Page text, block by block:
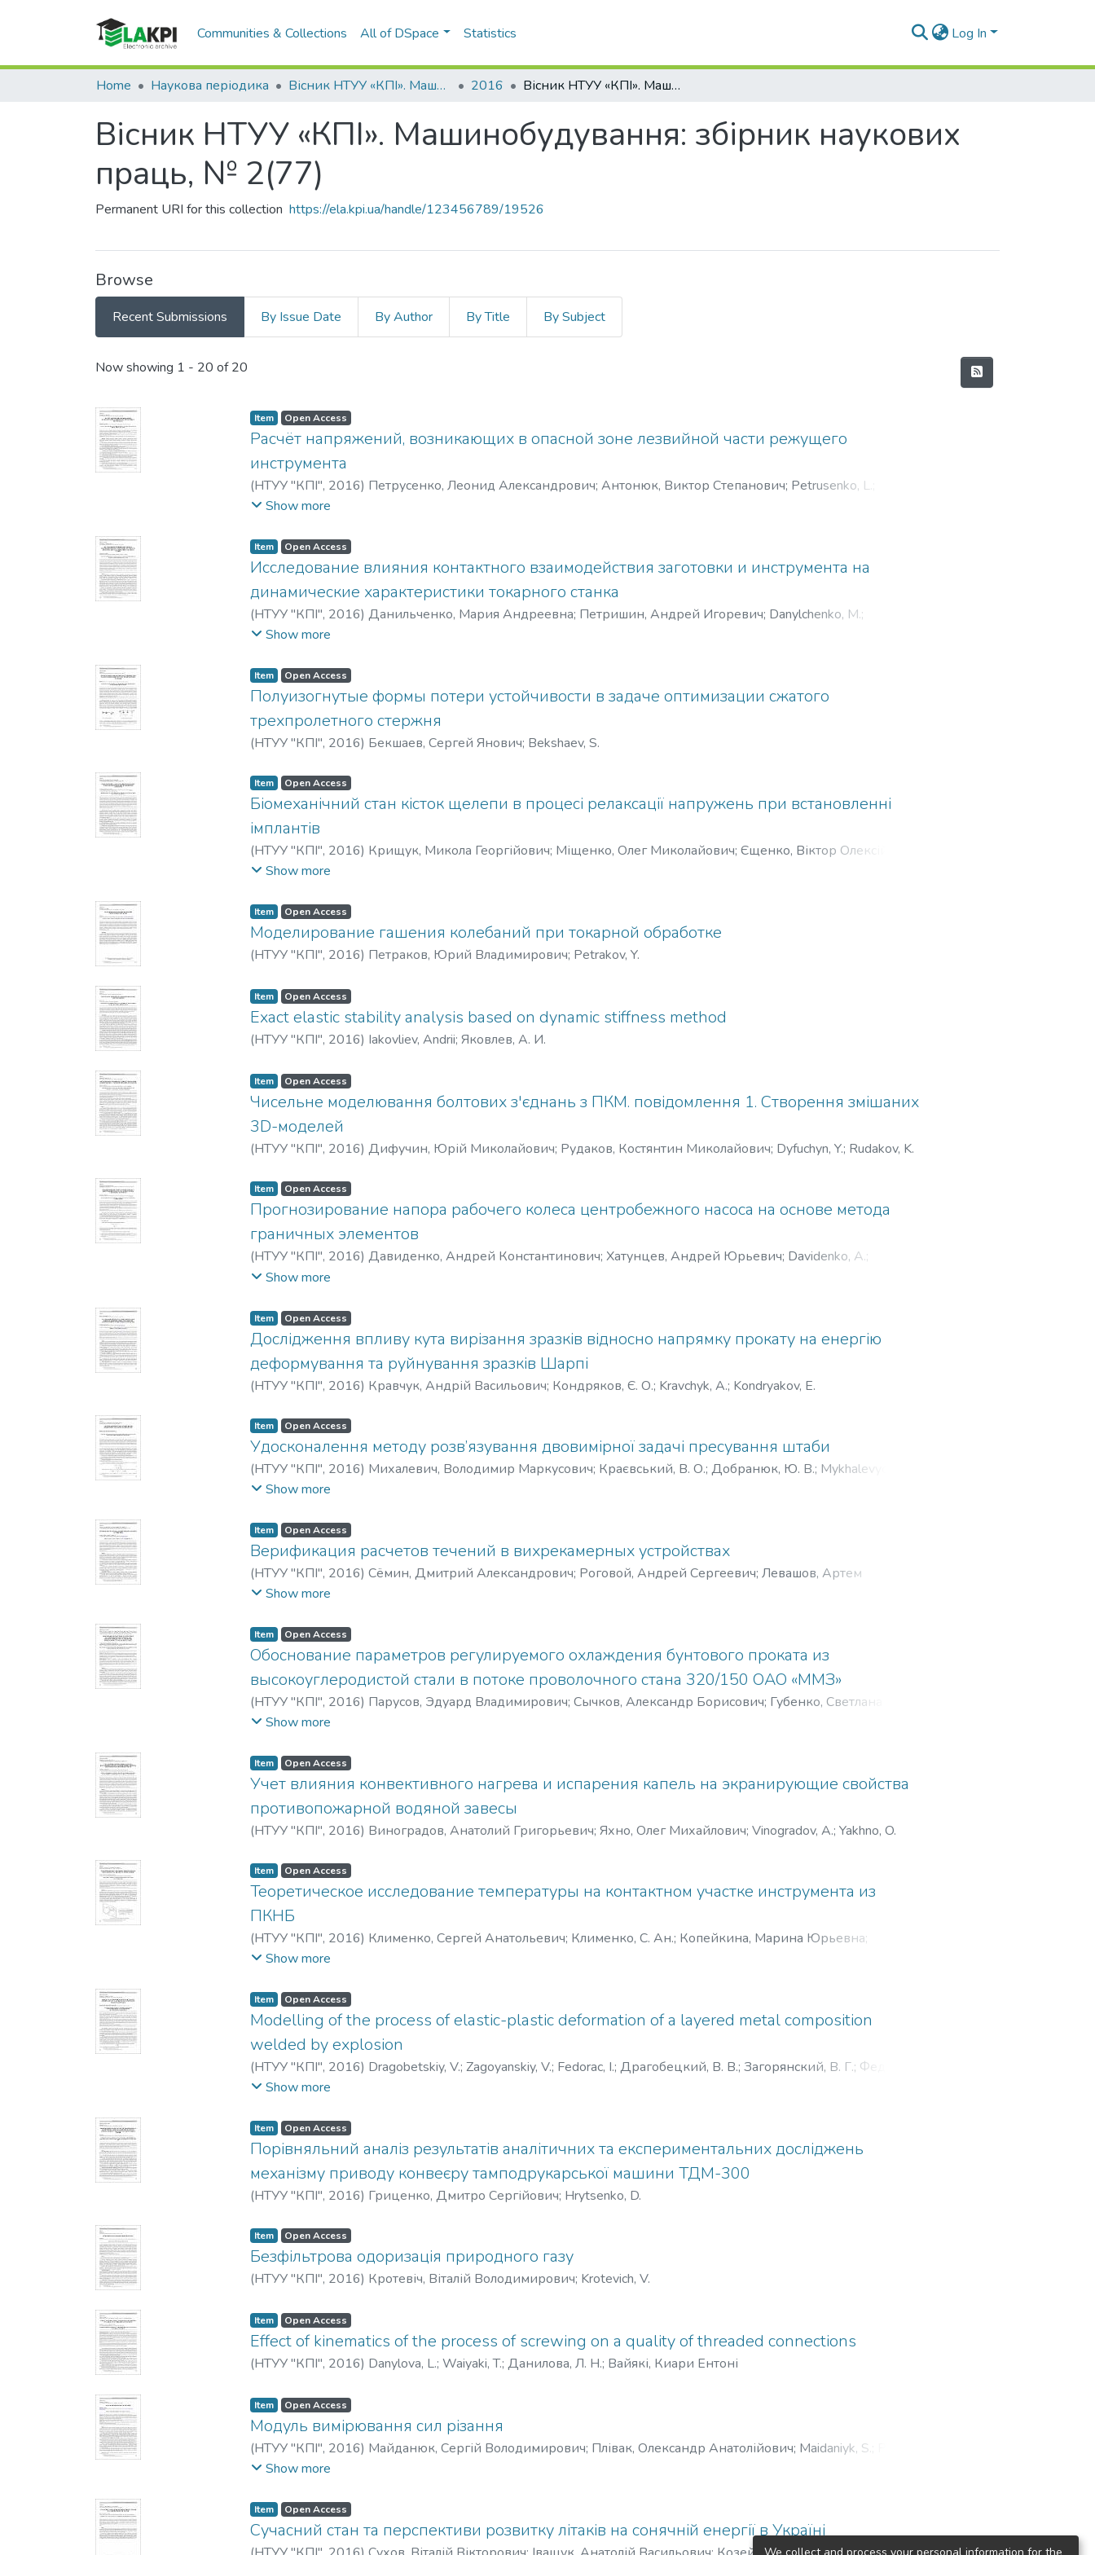
Communities & Collections All of DSpace Statistics Log In
Home Наукова періодика Вісник НТУУ «КПІ». Машинобудування 2016 Вісник НТУУ «КПІ». Машинобудування: збірник наукових праць, № 2(77)
Вісник НТУУ «КПІ». Машинобудування: збірник наукових
праць, № 2(77)
Permanent URI for this collection https://ela.kpi.ua/handle/123456789/19526
Browse
Recent Submissions By Issue Date By Author By Title By Subject
Recent Submissions
Now showing 1 - 20 of 20
Item Open Access
Расчёт напряжений, возникающих в опасной зоне лезвийной части режущего
инструмента
(НТУУ "КПІ", 2016) Петрусенко, Леонид Александрович; Антонюк, Виктор Степанович; Petrusenko, L.
Antonyuk, V.
Show more
Item Open Access
Исследование влияния контактного взаимодействия заготовки и инструмента на
динамические характеристики токарного станка
(НТУУ "КПІ", 2016) Данильченко, Мария Андреевна; Петришин, Андрей Игоревич; Danylchenko, М.;
Petryshyn, A.
Show more
Item Open Access
Полуизогнутые формы потери устойчивости в задаче оптимизации сжатого
трехпролетного стержня
(НТУУ "КПІ", 2016) Бекшаев, Сергей Янович; Bekshaev, S.
Item Open Access
Біомеханічний стан кісток щелепи в процесі релаксації напружень при встановленні
імплантів
(НТУУ "КПІ", 2016) Крищук, Микола Георгійович; Міщенко, Олег Миколайович; Єщенко, Віктор Олексійович
Kryshchuk, M.;
Show more
Item Open Access
Моделирование гашения колебаний при токарной обработке
(НТУУ "КПІ", 2016) Петраков, Юрий Владимирович; Petrakov, Y.
Item Open Access
Exact elastic stability analysis based on dynamic stiffness method
(НТУУ "КПІ", 2016) Iakovliev, Andrii; Яковлев, А. И.
Item Open Access
Чисельне моделювання болтових з'єднань з ПКМ. повідомлення 1. Створення змішаних
3D-моделей
(НТУУ "КПІ", 2016) Дифучин, Юрій Миколайович; Рудаков, Костянтин Миколайович; Dyfuchyn, Y.; Rudakov, K.
Item Open Access
Прогнозирование напора рабочего колеса центробежного насоса на основе метода
граничных элементов
(НТУУ "КПІ", 2016) Давиденко, Андрей Константинович; Хатунцев, Андрей Юрьевич; Davidenko, A.;
Khatuncev, A.
Show more
Item Open Access
Дослідження впливу кута вирізання зразків відносно напрямку прокату на енергію
деформування та руйнування зразків Шарпі
(НТУУ "КПІ", 2016) Кравчук, Андрій Васильович; Кондряков, Є. О.; Kravchyk, A.; Kondryakov, E.
Item Open Access
Удосконалення методу розв’язування двовимірної задачі пресування штаби
(НТУУ "КПІ", 2016) Михалевич, Володимир Маркусович; Краєвський, В. О.; Добранюк, Ю. В.; Mykhalevych, V.
M. ;Kraevskiy, V. O.
Show more
Item Open Access
Верификация расчетов течений в вихрекамерных устройствах
(НТУУ "КПІ", 2016) Сёмин, Дмитрий Александрович; Роговой, Андрей Сергеевич; Левашов, Артем
Николаевич;
Show more
Item Open Access
Обоснование параметров регулируемого охлаждения бунтового проката из
высокоуглеродистой стали в потоке проволочного стана 320/150 ОАО «ММЗ»
(НТУУ "КПІ", 2016) Парусов, Эдуард Владимирович; Сычков, Александр Борисович; Губенко, Светлана
Ивановна;Долгий, С. В.
Show more
Item Open Access
Учет влияния конвективного нагрева и испарения капель на экранирующие свойства
противопожарной водяной завесы
(НТУУ "КПІ", 2016) Виноградов, Анатолий Григорьевич; Яхно, Олег Михайлович; Vinogradov, A.; Yakhno, O.
Item Open Access
Теоретическое исследование температуры на контактном участке инструмента из
ПКНБ
(НТУУ "КПІ", 2016) Клименко, Сергей Анатольевич; Клименко, С. Ан.; Копейкина, Марина Юрьевна;
Манохин, Андрей Сергеевич
Show more
Item Open Access
Modelling of the process of elastic-plastic deformation of a layered metal composition
welded by explosion
(НТУУ "КПІ", 2016) Dragobetskiy, V.; Zagoyanskiy, V.; Fedorac, I.; Драгобецкий, В. В.; Загорянский, В. Г.; Федорак,
И. И.Show more
Item Open Access
Порівняльний аналіз результатів аналітичних та експериментальних досліджень
механізму приводу конвеєру тамподрукарської машини ТДМ-300
(НТУУ "КПІ", 2016) Гриценко, Дмитро Сергійович; Hrytsenko, D.
Item Open Access
Безфільтрова одоризація природного газу
(НТУУ "КПІ", 2016) Кротевіч, Віталій Володимирович; Krotevich, V.
Item Open Access
Effect of kinematics of the process of screwing on a quality of threaded connections
(НТУУ "КПІ", 2016) Danylova, L.; Waiyaki, T.; Данилова, Л. Н.; Вайякі, Киари Ентоні
Item Open Access
Модуль вимірювання сил різання
(НТУУ "КПІ", 2016) Майданюк, Сергій Володимирович; Плівак, Олександр Анатолійович; Maidaniyk, S.
A. Show more
Item Open Access
Сучасний стан та перспективи розвитку літаків на сонячній енергії в Україні